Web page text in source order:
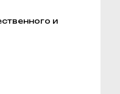
и